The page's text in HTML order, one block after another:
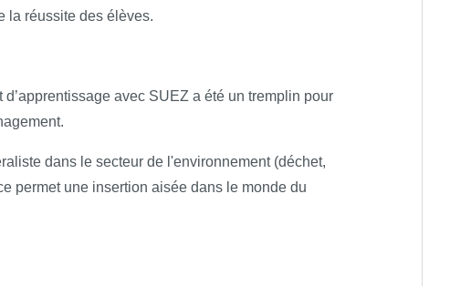
la réussite des élèves.
d’apprentissage avec SUEZ a été un tremplin pour
dans le secteur de l'environnement (déchet,
permet une insertion aisée dans le monde du